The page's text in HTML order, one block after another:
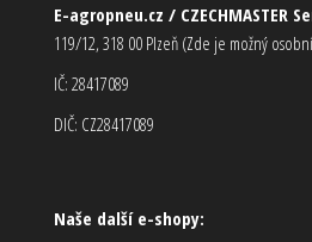
E-agropneu.cz / CZECHMASTER
119/12, 318 00 Plzeň (Zde je možný
IČ: 28417089
DIČ: CZ28417089
Naše další e-shopy: